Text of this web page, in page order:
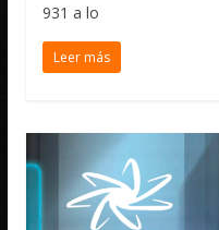
931 a lo
Leer más